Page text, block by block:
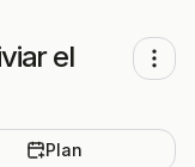
el
Plan